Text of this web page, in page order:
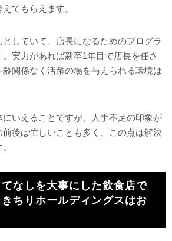
てもらえます。
していて、店長になるためのプログラ
実力があれば新卒1年目で店長を任さ
関係なく活躍の場を与えられる環境は
いえることですが、人手不足の印象が
後は忙しいことも多く、この点は解決
なしを大事にした飲食店で
ちりホールディングスはお